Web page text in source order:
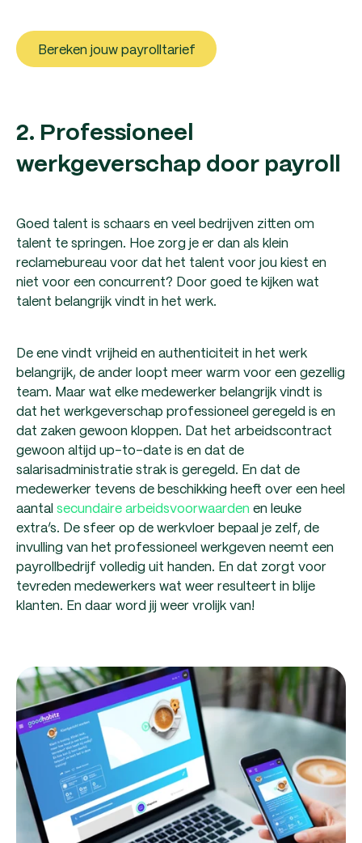
Bereken jouw payrolltarief
2. Professioneel
werkgeverschap door payroll
Goed talent is schaars en veel bedrijven zitten om
talent te springen. Hoe zorg je er dan als klein
reclamebureau voor dat het talent voor jou kiest en
niet voor een concurrent? Door goed te kijken wat
talent belangrijk vindt in het werk.
De ene vindt vrijheid en authenticiteit in het werk
belangrijk, de ander loopt meer warm voor een gezellig
team. Maar wat elke medewerker belangrijk vindt is
dat het werkgeverschap professioneel geregeld is en
dat zaken gewoon kloppen. Dat het arbeidscontract
gewoon altijd up-to-date is en dat de
salarisadministratie strak is geregeld. En dat de
medewerker tevens de beschikking heeft over een heel
aantalsecundaire arbeidsvoorwaarden en leuke
extra’s. De sfeer op de werkvloer bepaal je zelf, de
invulling van het professioneel werkgeven neemt een
payrollbedrijf volledig uit handen. En dat zorgt voor
tevreden medewerkers wat weer resulteert in blije
klanten. En daar word jij weer vrolijk van!